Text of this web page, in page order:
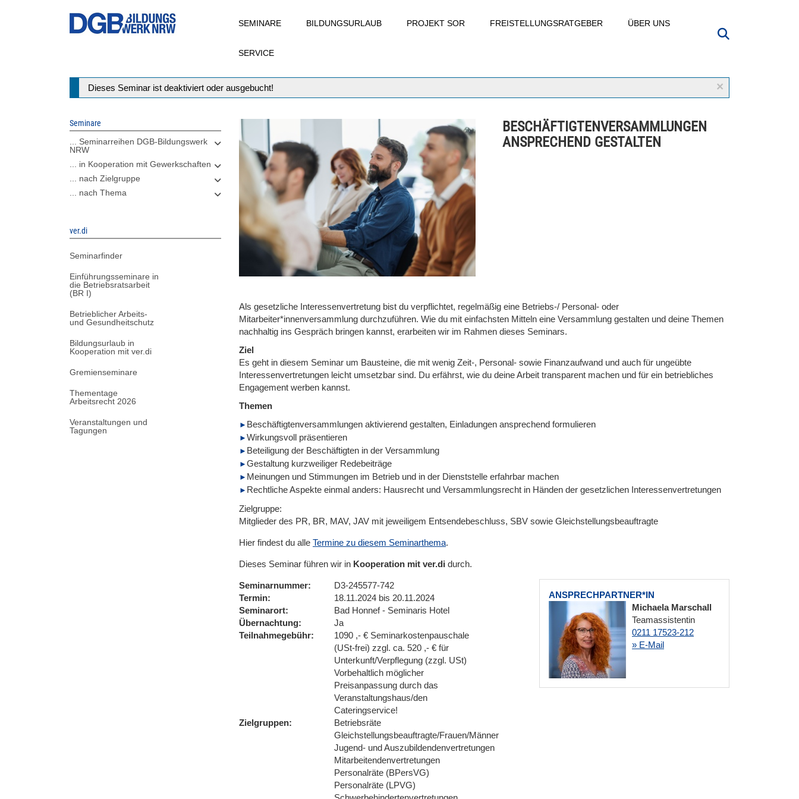
SEMINARE BILDUNGSURLAUB PROJEKT SOR FREISTELLUNGSRATGEBER ÜBER UNS
SERVICE
×
Statusmeldung
Dieses Seminar ist deaktiviert oder ausgebucht!
Seminare
... Seminarreihen DGB-Bildungswerk
NRW
... in Kooperation mit Gewerkschaften
... nach Zielgruppe
... nach Thema
ver.di
Seminarfinder
Einführungsseminare in
die Betriebsratsarbeit
(BR I)
Betrieblicher Arbeits-
und Gesundheitschutz
Bildungsurlaub in
Kooperation mit ver.di
Gremienseminare
Thementage
Arbeitsrecht 2026
Veranstaltungen und
Tagungen
BESCHÄFTIGTENVERSAMMLUNGEN
ANSPRECHEND GESTALTEN
Als gesetzliche Interessenvertretung bist du verpflichtet, regelmäßig eine Betriebs-/ Personal- oder
Mitarbeiter*innenversammlung durchzuführen. Wie du mit einfachsten Mitteln eine Versammlung gestalten und deine Themen
nachhaltig ins Gespräch bringen kannst, erarbeiten wir im Rahmen dieses Seminars.
Ziel
Es geht in diesem Seminar um Bausteine, die mit wenig Zeit-, Personal- sowie Finanzaufwand und auch für ungeübte
Interessenvertretungen leicht umsetzbar sind. Du erfährst, wie du deine Arbeit transparent machen und für ein betriebliches
Engagement werben kannst.
Themen
Beschäftigtenversammlungen aktivierend gestalten, Einladungen ansprechend formulieren
Wirkungsvoll präsentieren
Beteiligung der Beschäftigten in der Versammlung
Gestaltung kurzweiliger Redebeiträge
Meinungen und Stimmungen im Betrieb und in der Dienststelle erfahrbar machen
Rechtliche Aspekte einmal anders: Hausrecht und Versammlungsrecht in Händen der gesetzlichen Interessenvertretungen
Zielgruppe:
Mitglieder des PR, BR, MAV, JAV mit jeweiligem Entsendebeschluss, SBV sowie Gleichstellungsbeauftragte
Hier findest du alle Termine zu diesem Seminarthema.
Dieses Seminar führen wir in Kooperation mit ver.di durch.
ANSPRECHPARTNER*IN
Michaela Marschall
Teamassistentin
0211 17523-212
» E-Mail
Seminarnummer
D3-245577-742
Termin
18.11.2024 bis 20.11.2024
Seminarort
Bad Honnef - Seminaris Hotel
Übernachtung
Ja
Teilnahmegebühr
1090 ,- € Seminarkostenpauschale
(USt-frei) zzgl. ca. 520 ,- € für
Unterkunft/Verpflegung (zzgl. USt)
Vorbehaltlich möglicher
Preisanpassung durch das
Veranstaltungshaus/den
Cateringservice!
Zielgruppen
Betriebsräte
Gleichstellungsbeauftragte/Frauen/Männer
Jugend- und Auszubildendenvertretungen
Mitarbeitendenvertretungen
Personalräte (BPersVG)
Personalräte (LPVG)